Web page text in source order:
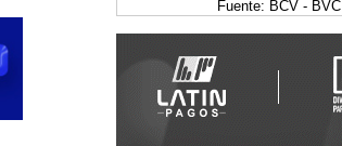
Fuente: BCV - BVC